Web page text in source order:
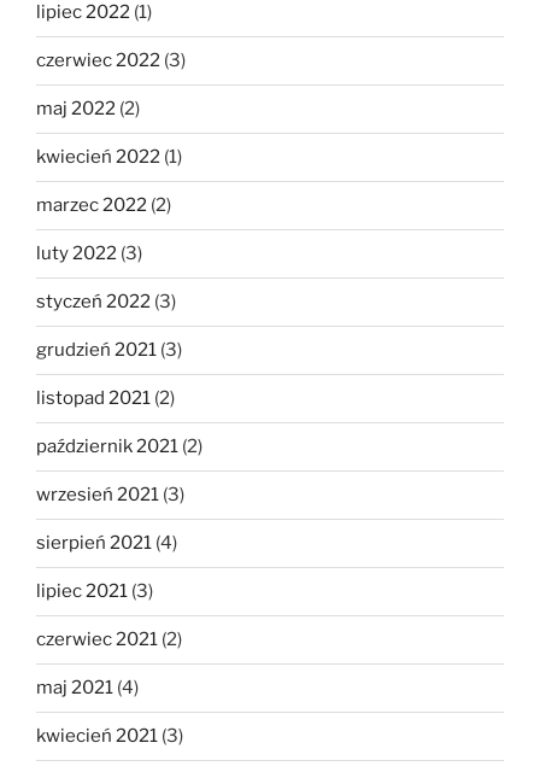
lipiec 2022 (1)
czerwiec 2022 (3)
maj 2022 (2)
kwiecień 2022 (1)
marzec 2022 (2)
luty 2022 (3)
styczeń 2022 (3)
grudzień 2021 (3)
listopad 2021 (2)
październik 2021 (2)
wrzesień 2021 (3)
sierpień 2021 (4)
lipiec 2021 (3)
czerwiec 2021 (2)
maj 2021 (4)
kwiecień 2021 (3)